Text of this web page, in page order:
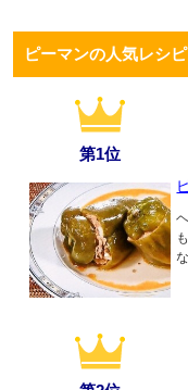
ピーマンの人気レシピ
第1位